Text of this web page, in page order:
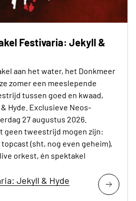
Festivaria: Jekyll &
aan het water, het Donkmeer
zomer een meeslepende
tussen goed en kwaad,
Hyde. Exclusieve Neos-
27 augustus 2026.
geen tweestrijd mogen zijn:
(sht, nog even geheim),
orkest, én spektakel
Jekyll & Hyde